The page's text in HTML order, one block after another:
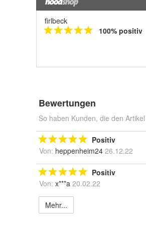
firlbeck
100% positiv
Bewertungen
So haben Kunden, die den
Positiv
Von: heppenheim24 26.12.22
Positiv
Von: x***a 20.02.22
Mehr...